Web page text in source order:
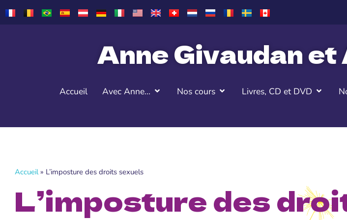
Anne Givaudan
Accueil Avec Anne… Nos cours Livres, CD et DVD
Accueil» L’imposture des droits sexuels
L’imposture des